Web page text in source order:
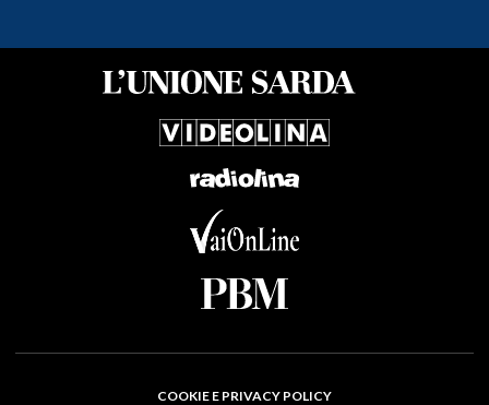
COOKIE E PRIVACY POLICY